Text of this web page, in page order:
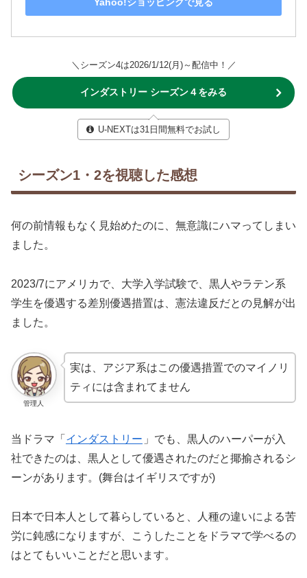
＼シーズン4は2026/1/12(月)～配信中！／
インダストリー シーズン４をみる
U-NEXTは31日間無料でお試し
シーズン1・2を視聴した感想
何の前情報もなく見始めたのに、無意識にハマってしまい
ました。
2023/7にアメリカで、大学入学試験で、黒人やラテン系
学生を優遇する差別優遇措置は、憲法違反だとの見解が出
ました。
管理人
実は、アジア系はこの優遇措置でのマイノリ
ティには含まれてません
当ドラマ「 インダストリー 」でも、黒人のハーパーが入
社できたのは、黒人として優遇されたのだと揶揄されるシ
ーンがあります。(舞台はイギリスですが)
日本で日本人として暮らしていると、人種の違いによる苦
労に鈍感になりますが、こうしたことをドラマで学べるの
はとてもいいことだと思います。